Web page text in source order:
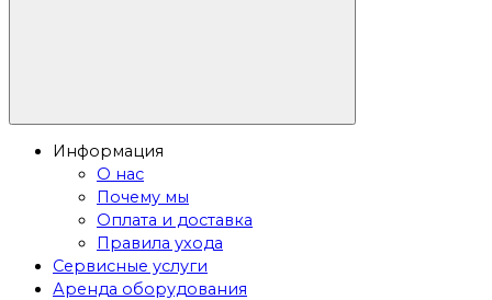
Информация
О нас
Почему мы
Оплата и доставка
Правила ухода
Сервисные услуги
Аренда оборудования